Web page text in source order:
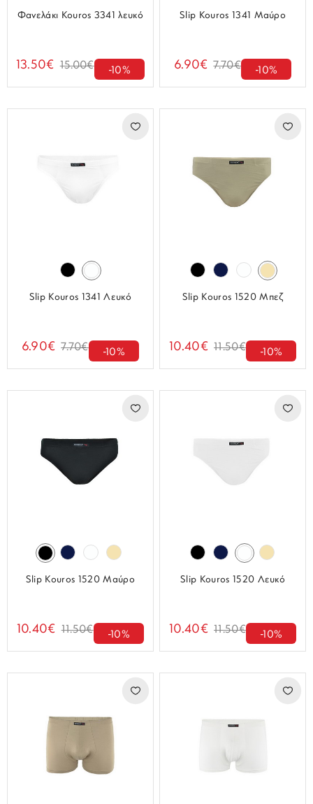
Φανελάκι Kouros 3341 λευκό
13.50€ 15.00€ -10%
Slip Kouros 1341 Μαύρο
6.90€ 7.70€ -10%
Slip Kouros 1341 Λευκό
6.90€ 7.70€ -10%
Slip Kouros 1520 Μπεζ
10.40€ 11.50€ -10%
Slip Kouros 1520 Μαύρο
10.40€ 11.50€ -10%
Slip Kouros 1520 Λευκό
10.40€ 11.50€ -10%